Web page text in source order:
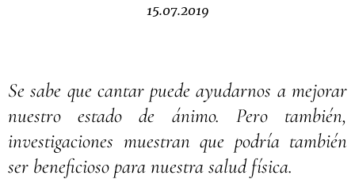
15.07.2019
Se sabe que cantar puede ayudarnos a mejorar
nuestro estado de ánimo. Pero también,
investigaciones muestran que podría también
ser beneficioso para nuestra salud física.